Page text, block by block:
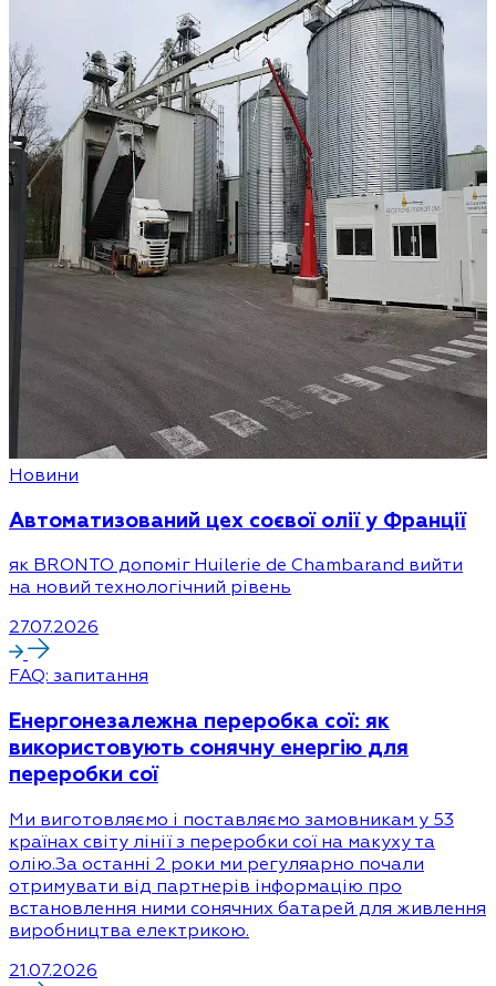
Новини
Автоматизований цех соєвої олії у Франції
як BRONTO допоміг Huilerie de Chambarand вийти
на новий технологічний рівень
27.07.2026
FAQ: запитання
Енергонезалежна переробка сої: як
використовують сонячну енергію для
переробки сої
Ми виготовляємо і поставляємо замовникам у 53
країнах світу лінії з переробки сої на макуху та
олію.За останні 2 роки ми регуляарно почали
отримувати від партнерів інформацію про
встановлення ними сонячних батарей для живлення
виробництва електрикою.
21.07.2026